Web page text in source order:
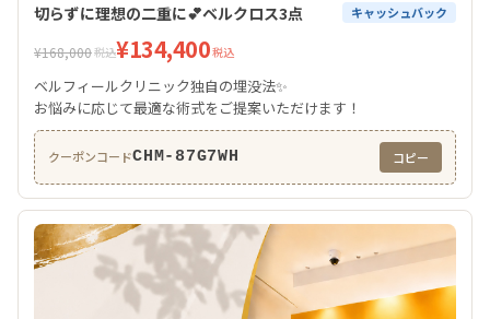
切らずに理想の二重に💕ベルクロス3点 キャッシュバック
¥168,000税込¥134,400税込
ベルフィールクリニック独自の埋没法✨
お悩みに応じて最適な術式をご提案いただけます！
クーポンコードCHM-87G7WH コピー